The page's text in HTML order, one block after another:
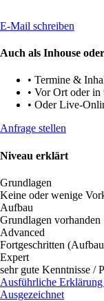
E-Mail schreiben
Auch als Inhouse
• Termine &
• Vor Ort oder in
• Oder Live-
Anfrage stellen
Niveau erklärt
Grundlagen
Keine oder wenige
Aufbau
Grundlagen vorhanden
Advanced
Fortgeschritten
Expert
sehr gute Kenntnisse /
Ausführliche
Ausgezeichnet